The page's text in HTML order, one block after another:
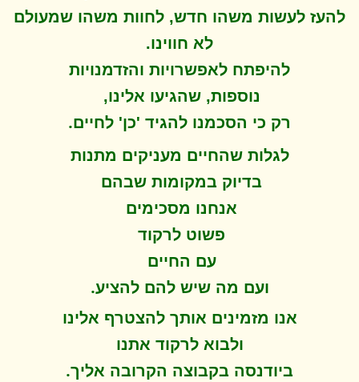
להעז לעשות משהו חדש, לחוות משהו שמעולם
לא חווינו.
להיפתח לאפשרויות והזדמנויות
נוספות, שהגיעו אלינו,
רק כי הסכמנו להגיד 'כן' לחיים.
לגלות שהחיים מעניקים מתנות
בדיוק במקומות שבהם
אנחנו מסכימים
פשוט לרקוד
עם החיים
ועם מה שיש להם להציע.
אנו מזמינים אותך להצטרף אלינו
ולבוא לרקוד אתנו
ביודנסה בקבוצה הקרובה אליך.